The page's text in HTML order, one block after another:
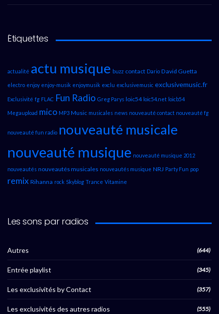
Étiquettes
actualité actu musique buzz contact Dario David Guetta
electro enjoy enjoy-musik enjoymusik exclu exclusivemusic exclusivemusic.fr
Exclusivité fg FLAC Fun Radio Greg Parys loic54 loic54.net loicb54
Megaupload mico MP3 Music musicales news nouveauté contact nouveauté fg
nouveauté fun radio nouveauté musicale
nouveauté musique nouveauté musique 2012
nouveautés nouveautés musicales nouveautés musique NRJ Party Fun pop
remix Rihanna rock Skyblog Trance Vitamine
Les sons par radios
Autres (644)
Entrée playlist (345)
Les exclusivités by Contact (357)
Les exclusivités des autres radios (555)